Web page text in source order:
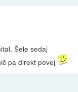
Šele sedaj
pa direkt povej